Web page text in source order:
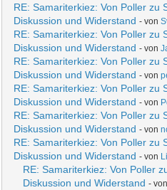
RE: Samariterkiez: Von Poller zu
Diskussion und Widerstand - von
RE: Samariterkiez: Von Poller zu
Diskussion und Widerstand - von
RE: Samariterkiez: Von Poller zu
Diskussion und Widerstand - von
RE: Samariterkiez: Von Poller zu
Diskussion und Widerstand - von
RE: Samariterkiez: Von Poller zu
Diskussion und Widerstand - von
RE: Samariterkiez: Von Poller zu
Diskussion und Widerstand - von
RE: Samariterkiez: Von Poller
Diskussion und Widerstand -